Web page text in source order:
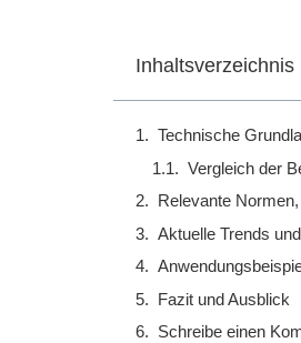
Inhaltsverzeichnis
Technische
Vergleich der
Relevante
Aktuelle Trends
Fazit und Ausblick
Schreibe einen